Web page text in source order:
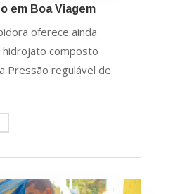
em Boa Viagem
oferece ainda
composto
Pressão regulável de